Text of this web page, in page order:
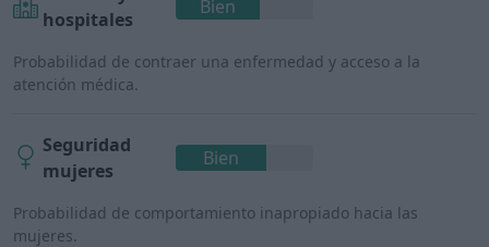
hospitales
Bien
Probabilidad de contraer una enfermedad y acceso a la
atención médica.
Seguridad
mujeres
Bien
Probabilidad de comportamiento inapropiado hacia las
mujeres.